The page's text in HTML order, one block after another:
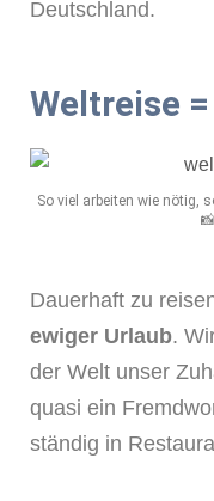
Deutschland.
Weltreise
So viel arbeiten wie nötig,
Dauerhaft zu
ewiger Urlaub.
der Welt unser
quasi ein
ständig in